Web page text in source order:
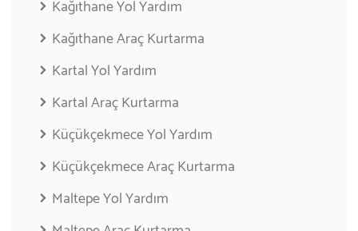
Kağıthane Yol Yardım
Kağıthane Araç Kurtarma
Kartal Yol Yardım
Kartal Araç Kurtarma
Küçükçekmece Yol Yardım
Küçükçekmece Araç Kurtarma
Maltepe Yol Yardım